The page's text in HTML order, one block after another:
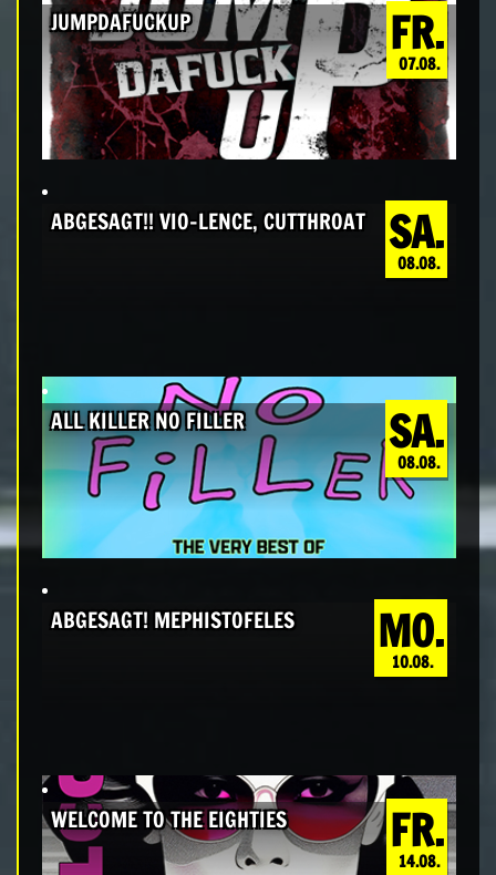
FR.
07.08.
JUMPDAFUCKUP
SA.
08.08.
ABGESAGT!! VIO-LENCE, CUTTHROAT
SA.
08.08.
ALL KILLER NO FILLER
MO.
10.08.
ABGESAGT! MEPHISTOFELES
FR.
14.08.
WELCOME TO THE EIGHTIES